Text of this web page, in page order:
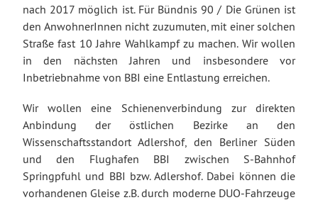
nach 2017 möglich ist. Für Bündnis 90 / Die Grünen ist
den AnwohnerInnen nicht zuzumuten, mit einer solchen
Straße fast 10 Jahre Wahlkampf zu machen. Wir wollen
in den nächsten Jahren und insbesondere vor
Inbetriebnahme von BBI eine Entlastung erreichen.
Wir wollen eine Schienenverbindung zur direkten
Anbindung der östlichen Bezirke an den
Wissenschaftsstandort Adlershof, den Berliner Süden
und den Flughafen BBI zwischen S-Bahnhof
Springpfuhl und BBI bzw. Adlershof. Dabei können die
vorhandenen Gleise z.B. durch moderne DUO-Fahrzeuge